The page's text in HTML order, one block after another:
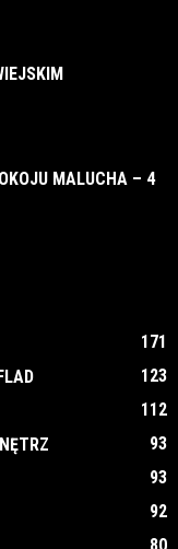
MALUCHA – 4
171
123
112
93
93
92